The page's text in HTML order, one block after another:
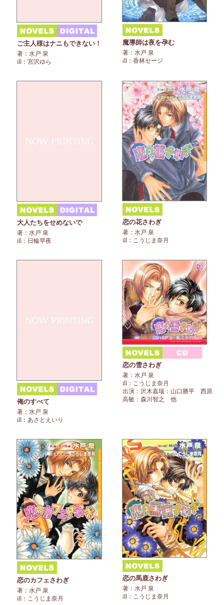
ご主人様はナニもできない！
著：水戸 泉
ill：宮沢ゆら
魔導師は夜を孕む
著：水戸 泉
ill：香林セージ
大人たちをせめないで
著：水戸 泉
ill：日輪早夜
恋の花さわぎ
著：水戸 泉
ill：こうじま奈月
俺のすべて
著：水戸 泉
ill：あさとえいり
恋の雪さわぎ
著：水戸 泉
ill：こうじま奈月
出演：沢木嘉瑞：山口勝平 西原
高敏：森川智之 他
恋のカフェさわぎ
著：水戸 泉
ill：こうじま奈月
恋の馬鹿さわぎ
著：水戸 泉
ill：こうじま奈月